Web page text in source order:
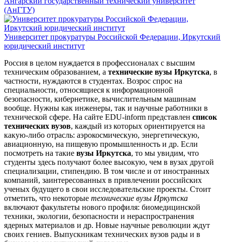
(АнГТУ)
Университет прокуратуры Российской Федерации, Иркутский
юридический институт
Россия в целом нуждается в профессионалах с высшим
техническим образованием, а технические вузы Иркутска, в
частности, нуждаются в студентах. Возрос спрос на
специальности, относящиеся к информационной
безопасности, кибернетике, вычислительным машинам
вообще. Нужны как инженеры, так и научные работники в
технической сфере. На сайте EDU-inform представлен список
технических вузов, каждый из которых ориентируется на
какую-либо отрасль: аэрокосмическую, энергетическую,
авиационную, на пищевую промышленность и др. Если
посмотреть на такие вузы Иркутска, то мы увидим, что
студенты здесь получают более высокую, чем в вузах другой
специализации, стипендию. В том числе и от иностранных
компаний, заинтересованных в привлечении российских
ученых будущего в свои исследовательские проекты. Стоит
отметить, что некоторые технические вузы Иркутска
включают факультеты нового профиля: биомедицинской
техники, экологии, безопасности и нераспространения
ядерных материалов и др. Новые научные революции ждут
своих гениев. Выпускникам технических вузов рады и в